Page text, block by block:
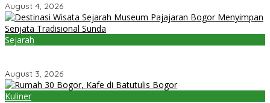
August 4, 2026
Sejarah
August 3, 2026
Kuliner